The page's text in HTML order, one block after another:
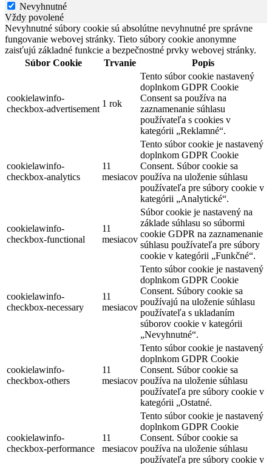
Nevyhnutné
Vždy povolené
Nevyhnutné súbory cookie sú absolútne nevyhnutné pre správne
fungovanie webovej stránky. Tieto súbory cookie anonymne
zaisťujú základné funkcie a bezpečnostné prvky webovej stránky.
Súbor Cookie
Trvanie Popis
cookielawinfo-
checkbox-advertisement
1 rok
Tento súbor cookie nastavený
doplnkom GDPR Cookie
Consent sa používa na
zaznamenanie súhlasu
používateľa s cookies v
kategórii „Reklamné“.
cookielawinfo-
checkbox-analytics
11
mesiacov
Tento súbor cookie je nastavený
doplnkom GDPR Cookie
Consent. Súbor cookie sa
používa na uloženie súhlasu
používateľa pre súbory cookie v
kategórii „Analytické“.
cookielawinfo-
checkbox-functional
11
mesiacov
Súbor cookie je nastavený na
základe súhlasu so súbormi
cookie GDPR na zaznamenanie
súhlasu používateľa pre súbory
cookie v kategórii „Funkčné“.
cookielawinfo-
checkbox-necessary
11
mesiacov
Tento súbor cookie je nastavený
doplnkom GDPR Cookie
Consent. Súbory cookie sa
používajú na uloženie súhlasu
používateľa s ukladaním
súborov cookie v kategórii
„Nevyhnutné“.
cookielawinfo-
checkbox-others
11
mesiacov
Tento súbor cookie je nastavený
doplnkom GDPR Cookie
Consent. Súbor cookie sa
používa na uloženie súhlasu
používateľa pre súbory cookie v
kategórii „Ostatné.
cookielawinfo-
checkbox-performance
11
mesiacov
Tento súbor cookie je nastavený
doplnkom GDPR Cookie
Consent. Súbor cookie sa
používa na uloženie súhlasu
používateľa pre súbory cookie v